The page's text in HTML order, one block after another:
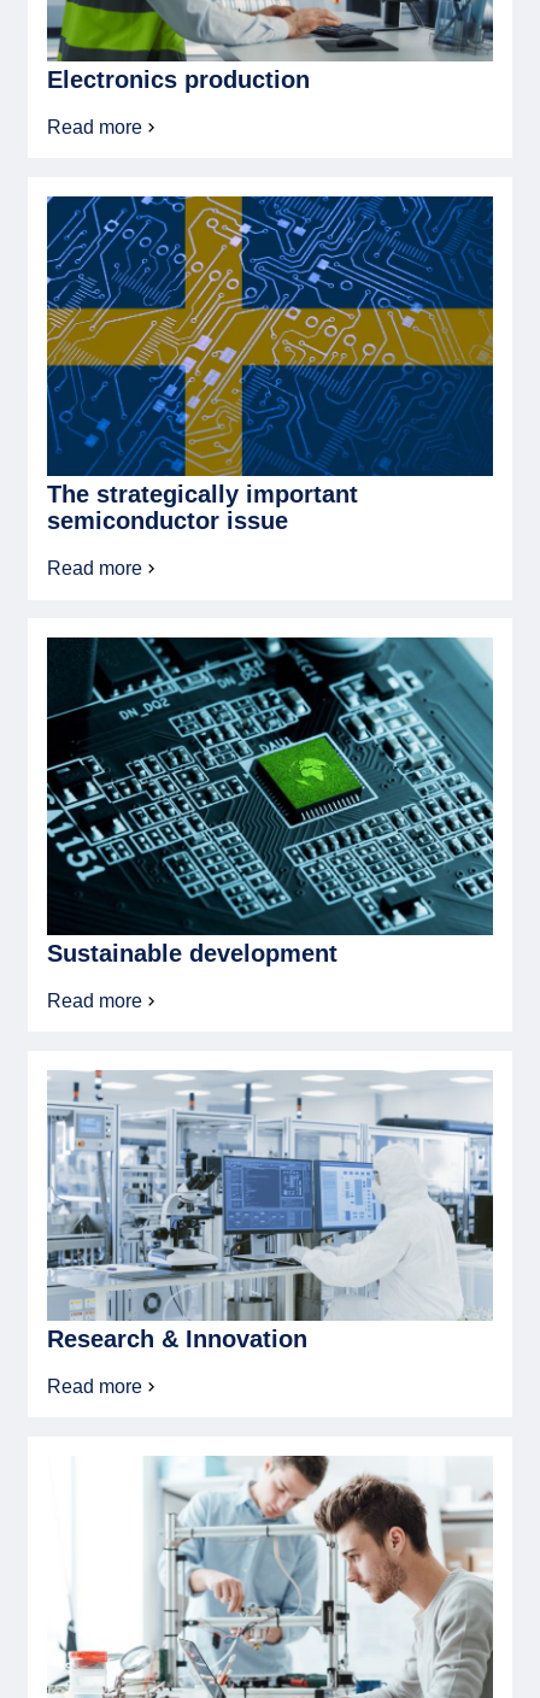
Electronics production
Read more
about
The strategically important
semiconductor issue
Read more
about
important
semiconductor
issue
Sustainable development
Read more
about
Research & Innovation
Read more
about